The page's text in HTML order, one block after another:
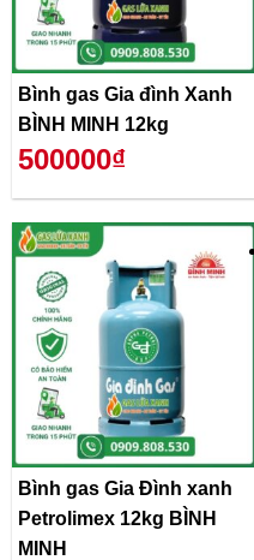
Bình gas Gia đình Xanh
BÌNH MINH 12kg
500000₫
Bình gas Gia Đình xanh
Petrolimex 12kg BÌNH
MINH